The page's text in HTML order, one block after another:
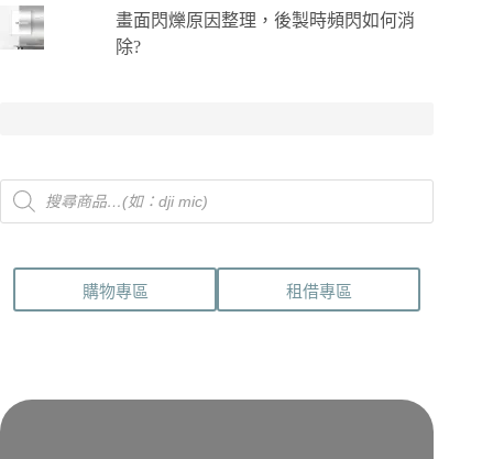
畫面閃爍原因整理，後製時頻閃如何消
除?
Products
search
購物專區 租借專區